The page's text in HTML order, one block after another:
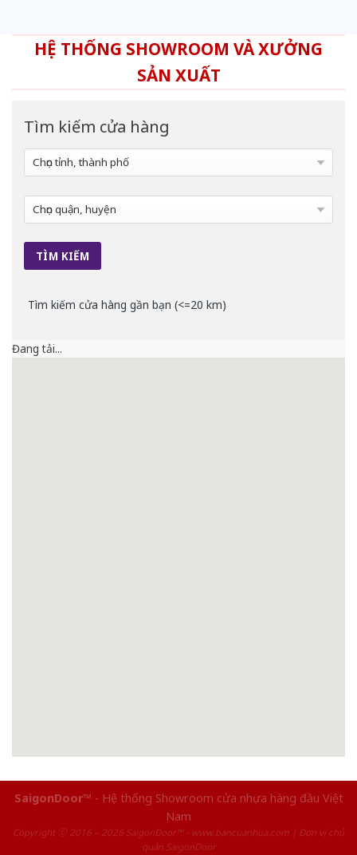
HỆ THỐNG SHOWROOM VÀ XƯỞNG
SẢN XUẤT
Tìm kiếm cửa hàng
Tìm kiếm cửa hàng gần bạn (<=20 km)
Đang tải...
SaigonDoor™ - Hệ thống Showroom cửa nhựa hàng đầu Việt
Nam
Copyright ⓒ 2016 – 2026 SaigonDoor™ - www.bancuanhua.com | Đơn vị chủ
quản SaigonDoor